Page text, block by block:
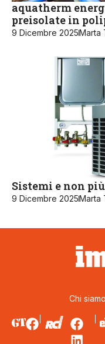
aquatherm
preisolate in
9 Dicembre 2025Marta
Sistemi e non
9 Dicembre 2025Marta
Chi siamo